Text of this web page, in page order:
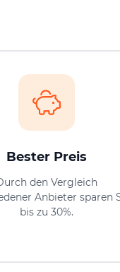
Bester Preis
den Vergleich
Anbieter sparen
bis zu 30%.